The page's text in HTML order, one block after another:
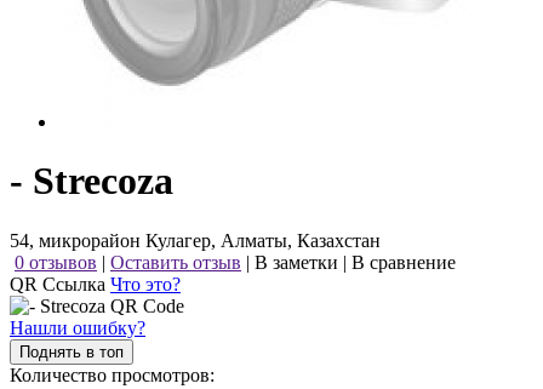
- Strecoza
54, микрорайон Кулагер, Алматы, Казахстан
0 отзывов | Оставить отзыв | В заметки | В сравнение
QR Ссылка Что это?
Нашли ошибку?
Поднять в топ
Количество просмотров: